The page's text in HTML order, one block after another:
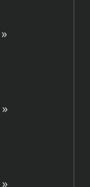
»
»
»